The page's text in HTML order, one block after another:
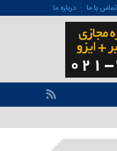
تماس با ما درباره ما